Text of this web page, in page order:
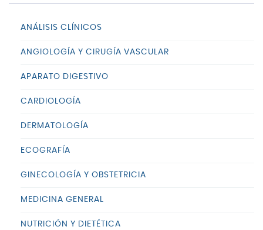
ANÁLISIS CLÍNICOS
ANGIOLOGÍA Y CIRUGÍA VASCULAR
APARATO DIGESTIVO
CARDIOLOGÍA
DERMATOLOGÍA
ECOGRAFÍA
GINECOLOGÍA Y OBSTETRICIA
MEDICINA GENERAL
NUTRICIÓN Y DIETÉTICA